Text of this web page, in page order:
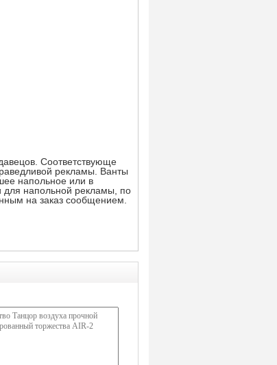
Соответствующе
рекламы. Ванты
напольное или в
для напольной рекламы, по
на заказ сообщением.